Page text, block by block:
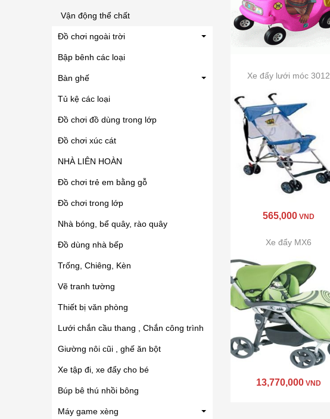
Vận động thể chất
Đồ chơi ngoài trời
Bập bênh các loại
Bàn ghế
Tủ kệ các loại
Đồ chơi đồ dùng trong lớp
Đồ chơi xúc cát
NHÀ LIÊN HOÀN
Đồ chơi trẻ em bằng gỗ
Đồ chơi trong lớp
Nhà bóng, bể quây, rào quây
Đồ dùng nhà bếp
Trống, Chiêng, Kèn
Vẽ tranh tường
Thiết bị văn phòng
Lưới chắn cầu thang , Chắn công trình
Giường nôi cũi , ghế ăn bột
Xe tập đi, xe đẩy cho bé
Búp bê thú nhồi bông
Máy game xèng
Xe đẩy lưới móc 3012
565,000 VND
Xe đẩy MX6
13,770,000 VND